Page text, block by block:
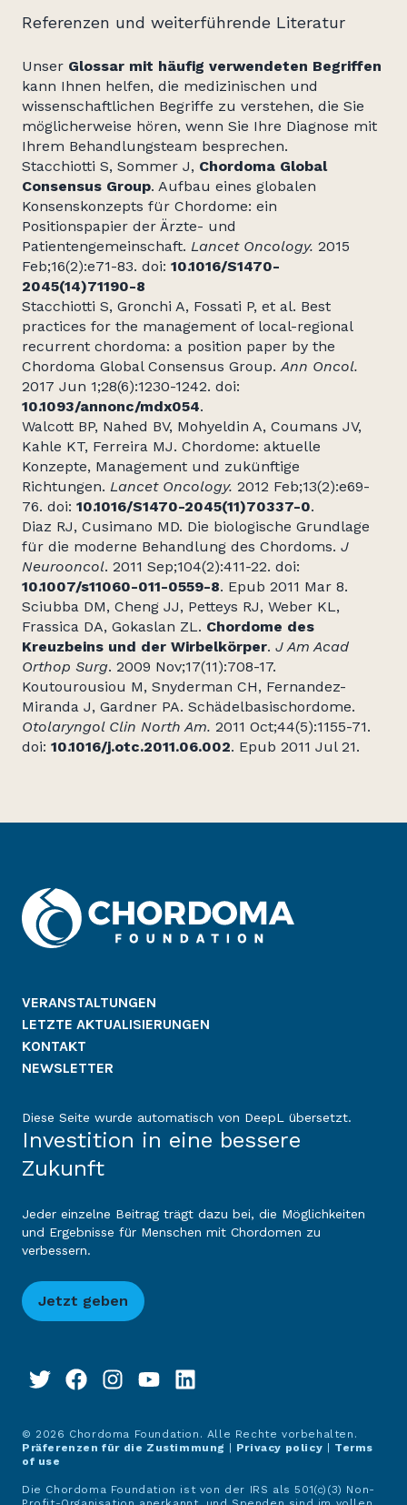
Referenzen und weiterführende Literatur
Unser Glossar mit häufig verwendeten Begriffen
kann Ihnen helfen, die medizinischen und
wissenschaftlichen Begriffe zu verstehen, die Sie
möglicherweise hören, wenn Sie Ihre Diagnose mit
Ihrem Behandlungsteam besprechen.
Stacchiotti S, Sommer J, Chordoma Global
Consensus Group. Aufbau eines globalen
Konsenskonzepts für Chordome: ein
Positionspapier der Ärzte- und
Patientengemeinschaft. Lancet Oncology. 2015
Feb;16(2):e71-83. doi: 10.1016/S1470-
2045(14)71190-8
Stacchiotti S, Gronchi A, Fossati P, et al. Best
practices for the management of local-regional
recurrent chordoma: a position paper by the
Chordoma Global Consensus Group.Ann Oncol.
2017 Jun 1;28(6):1230-1242. doi:
10.1093/annonc/mdx054.
Walcott BP, Nahed BV, Mohyeldin A, Coumans JV,
Kahle KT, Ferreira MJ. Chordome: aktuelle
Konzepte, Management und zukünftige
Richtungen. Lancet Oncology. 2012 Feb;13(2):e69-
76. doi: 10.1016/S1470-2045(11)70337-0.
Diaz RJ, Cusimano MD. Die biologische Grundlage
für die moderne Behandlung des Chordoms. J
Neurooncol. 2011 Sep;104(2):411-22. doi:
10.1007/s11060-011-0559-8. Epub 2011 Mar 8.
Sciubba DM, Cheng JJ, Petteys RJ, Weber KL,
Frassica DA, Gokaslan ZL. Chordome des
Kreuzbeins und der Wirbelkörper. J Am Acad
Orthop Surg. 2009 Nov;17(11):708-17.
Koutourousiou M, Snyderman CH, Fernandez-
Miranda J, Gardner PA. Schädelbasischordome.
Otolaryngol Clin North Am. 2011 Oct;44(5):1155-71.
doi: 10.1016/j.otc.2011.06.002. Epub 2011 Jul 21.
VERANSTALTUNGEN
LETZTE AKTUALISIERUNGEN
KONTAKT
NEWSLETTER
Diese Seite wurde automatisch von DeepL übersetzt.
Investition in eine bessere
Zukunft
Jeder einzelne Beitrag trägt dazu bei, die Möglichkeiten
und Ergebnisse für Menschen mit Chordomen zu
verbessern.
Jetzt geben
© 2026 Chordoma Foundation. Alle Rechte vorbehalten.
Präferenzen für die Zustimmung | Privacy policy | Terms
of use
Die Chordoma Foundation ist von der IRS als 501(c)(3) Non-